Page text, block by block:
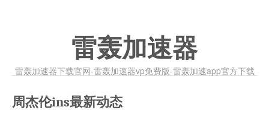
雷轰加速器
雷轰加速器下载官网-雷轰加速器vp免费版-雷轰加速app官方下载
周杰伦ins最新动态